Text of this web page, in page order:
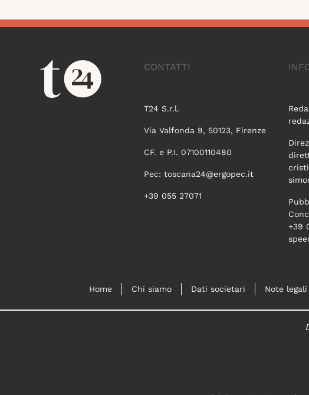
CONTATTI
T24 S.r.l.
Via Valfonda 9, 50123, Firenze
CF. e P.I. 07100110480
Pec: toscana24@ergopec.it
+39 055 27071
+39
Home Chi siamo Dati societari Note legali